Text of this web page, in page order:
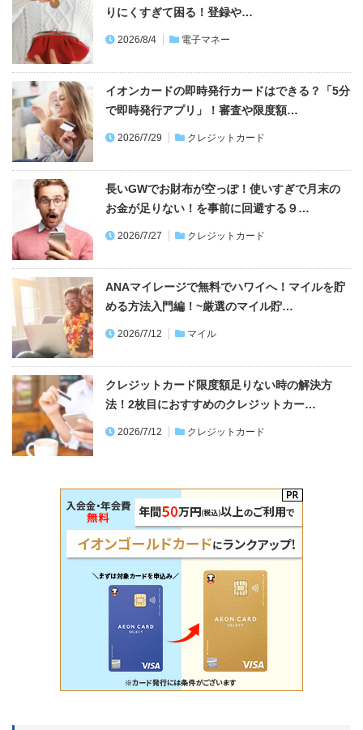
りにくすぎて困る！登録や…
2026/8/4 電子マネー
イオンカードの即時発行カードはできる？「5分
で即時発行アプリ」！審査や限度額…
2026/7/29 クレジットカード
長いGWでお財布が空っぽ！使いすぎで月末の
お金が足りない！を事前に回避する９…
2026/7/27 クレジットカード
ANAマイレージで無料でハワイへ！マイルを貯
める方法入門編！~厳選のマイル貯…
2026/7/12 マイル
クレジットカード限度額足りない時の解決方
法！2枚目におすすめのクレジットカー…
2026/7/12 クレジットカード